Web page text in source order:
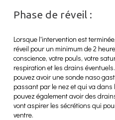
Phase de réveil :
Lorsque l'intervention est
réveil pour un minimum de 2
conscience, votre pouls, votre
respiration et les drains
pouvez avoir une sonde naso
passant par le nez et qui va dans
pouvez également avoir des
vont aspirer les sécrétions qui
ventre.